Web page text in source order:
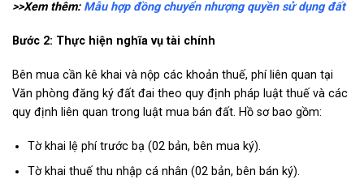
>>Xem thêm: Mẫu hợp đồng chuyển nhượng quyền sử dụng đất
Bước 2: Thực hiện nghĩa vụ tài chính
Bên mua cần kê khai và nộp các khoản thuế, phí liên quan tại
Văn phòng đăng ký đất đai theo quy định pháp luật thuế và các
quy định liên quan trong luật mua bán đất. Hồ sơ bao gồm:
Tờ khai lệ phí trước bạ (02 bản, bên mua ký).
Tờ khai thuế thu nhập cá nhân (02 bản, bên bán ký).